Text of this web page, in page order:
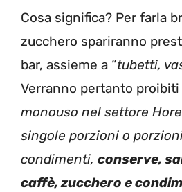
Cosa significa? Per farla
zucchero spariranno
bar, assieme a “tubetti,
Verranno pertanto proibiti
monouso nel settore
singole porzioni o
condimenti, conserve,
caffè, zucchero e